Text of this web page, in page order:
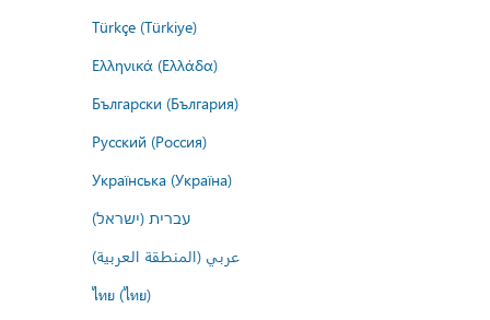
Türkçe (Türkiye)
Ελληνικά (Ελλάδα)
Български (България)
Русский (Россия)
Українська (Україна)
עברית (ישראל)
عربي (المنطقة العربية)
ไทย (ไทย)